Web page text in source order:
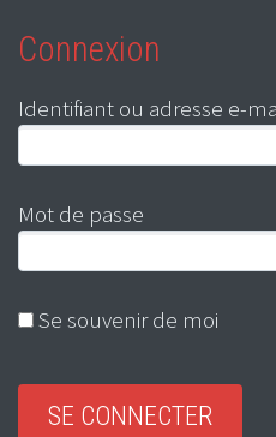
Connexion
Identifiant ou adresse e-
Mot de passe
Se souvenir de moi